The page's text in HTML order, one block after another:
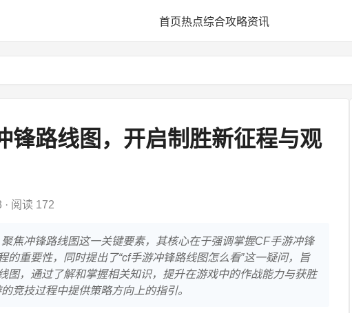
首页热点综合攻略资讯
锋路线图，开启制胜新征程与观
· 阅读 172
焦冲锋路线图这一关键要素，其核心在于强调掌握CF手游冲锋
的重要性，同时提出了“cf手游冲锋路线图怎么看”这一疑问，旨
图，通过了解和掌握相关知识，提升在游戏中的作战能力与获胜
竞技过程中提供策略方向上的指引。